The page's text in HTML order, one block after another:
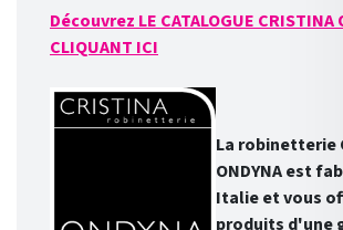
Découvrez LE CATALOGUE CRISTINA
CLIQUANT ICI
La robinetterie
ONDYNA est
Italie et vous
produits d'une